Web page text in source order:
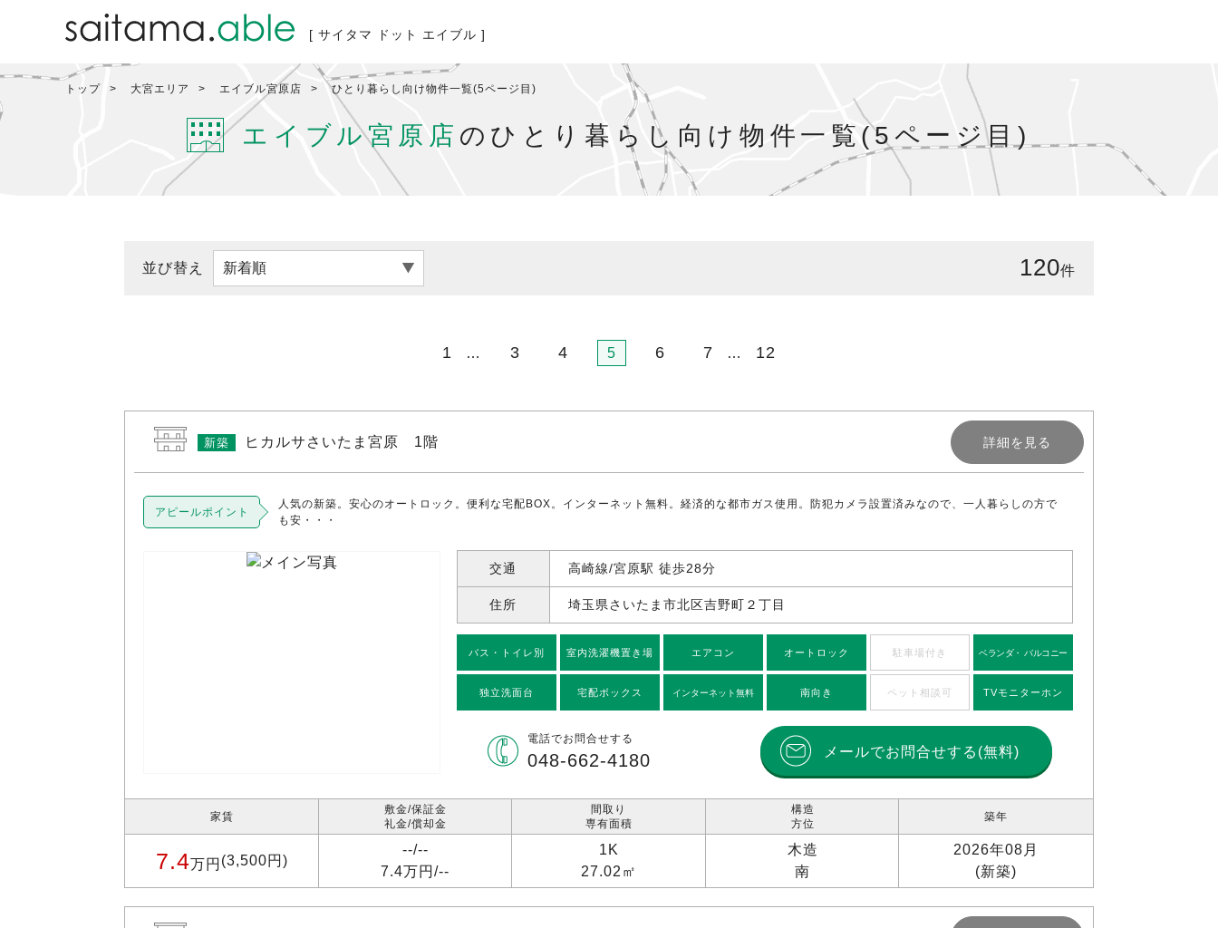
[ サイタマ ドット エイブル ]
トップ 大宮エリア エイブル宮原店 ひとり暮らし向け物件一覧(5ページ目)
エイブル宮原店 のひとり暮らし向け物件一覧(5ページ目)
並び替え 120件
1 … 3 4 5 6 7 … 12
新築 ヒカルサさいたま宮原 1階 詳細を見る
アピールポイント
人気の新築。安心のオートロック。便利な宅配BOX。インターネット無料。経済的な都市ガス使用。防犯カメラ設置済みなので、一人暮らしの方で
も安・・・
交通 高崎線/宮原駅 徒歩28分
住所 埼玉県さいたま市北区吉野町 ２丁目
バス・トイレ別 室内洗濯機置き場 エアコン オートロック 駐車場付き ベランダ・ バルコニー
独立洗面台 宅配ボックス インターネット無料 南向き ペット相談可 TVモニターホン
電話でお問合せする
048-662-4180 メールでお問合せする(無料)
家賃
7.4万円 (3,500円)
敷金/保証金
礼金/償却金
--/--
7.4万円/--
間取り
専有面積
1K
27.02㎡
構造
方位
木造
南
築年
2026年08月
(新築)